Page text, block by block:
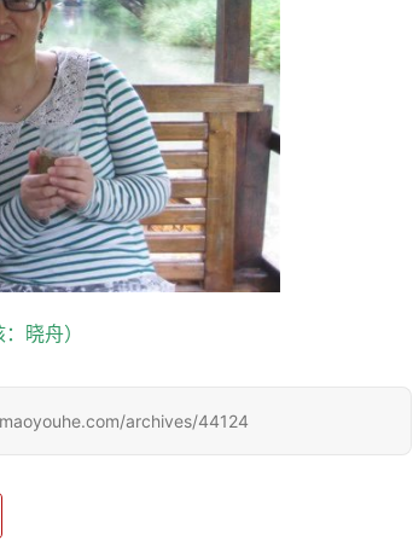
晓舟）
archives/44124